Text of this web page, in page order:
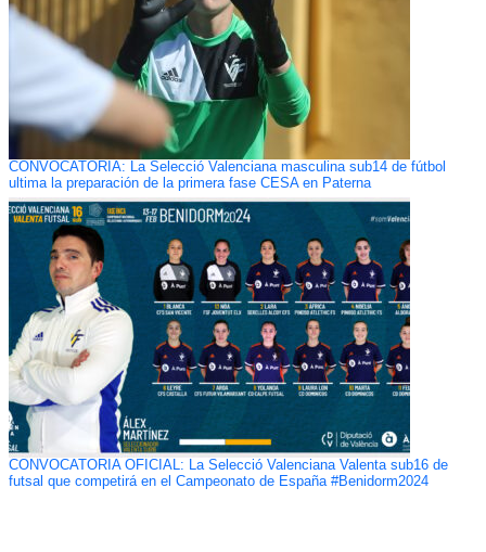
CONVOCATORIA: La Selecció Valenciana masculina sub14 de fútbol
ultima la preparación de la primera fase CESA en Paterna
CONVOCATORIA OFICIAL: La Selecció Valenciana Valenta sub16 de
futsal que competirá en el Campeonato de España #Benidorm2024